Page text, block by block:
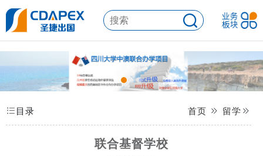
目录 首页 留学
联合基督学校